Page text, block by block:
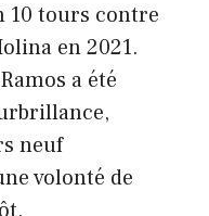
10 tours contre
en 2021.
a été
neuf
volonté de